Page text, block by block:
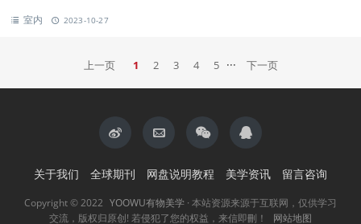
室内 2023-10-27
上一页 1 2 3 4 5 ··· 下一页
关于我们 全球期刊 网盘说明教程 美学资讯 留言咨询
Copyright © 2022 YOOWU有物美学 · 本站资源来源于互联网，仅供学习
交流，版权归原创! 若侵犯了您的权益，来信即刪！
网站地图